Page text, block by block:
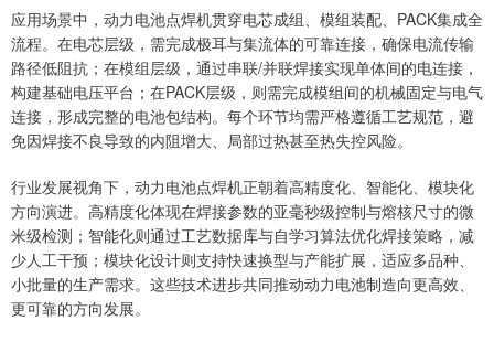
应用场景中，动力电池点焊机贯穿电芯成组、模组装配、PACK集成全
流程。在电芯层级，需完成极耳与集流体的可靠连接，确保电流传输
路径低阻抗；在模组层级，通过串联/并联焊接实现单体间的电连接，
构建基础电压平台；在PACK层级，则需完成模组间的机械固定与电气
连接，形成完整的电池包结构。每个环节均需严格遵循工艺规范，避
免因焊接不良导致的内阻增大、局部过热甚至热失控风险。
行业发展视角下，动力电池点焊机正朝着高精度化、智能化、模块化
方向演进。高精度化体现在焊接参数的亚毫秒级控制与熔核尺寸的微
米级检测；智能化则通过工艺数据库与自学习算法优化焊接策略，减
少人工干预；模块化设计则支持快速换型与产能扩展，适应多品种、
小批量的生产需求。这些技术进步共同推动动力电池制造向更高效、
更可靠的方向发展。